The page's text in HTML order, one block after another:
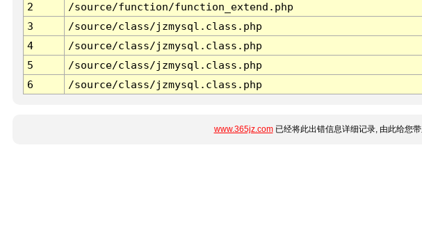
2
/source/function/function_extend.php
3
/source/class/jzmysql.class.php
4
/source/class/jzmysql.class.php
5
/source/class/jzmysql.class.php
6
/source/class/jzmysql.class.php
www.365jz.com已经将此出错信息详细记录, 由此给您